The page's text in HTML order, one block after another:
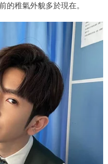
的稚氣外貌多於現在。